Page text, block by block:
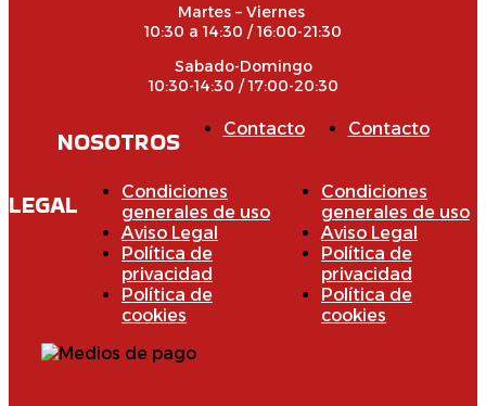
Martes – Viernes
10:30 a 14:30 / 16:00-21:30
Sabado-Domingo
10:30-14:30 / 17:00-20:30
NOSOTROS Contacto Contacto
LEGAL
Condiciones
generales de uso
Aviso Legal
Política de
privacidad
Política de
cookies
Condiciones
generales de uso
Aviso Legal
Política de
privacidad
Política de
cookies